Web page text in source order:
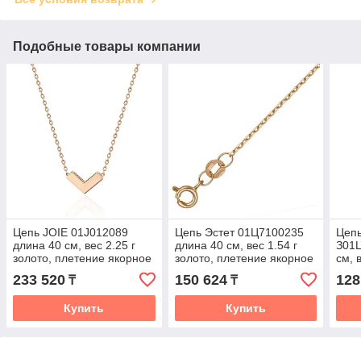
Подобные товары компании
Цепь JOIE 01J012089
длина 40 см, вес 2.25 г
золото, плетение якорное
233 520 ₸
Купить
Цепь Эстет 01Ц7100235
длина 40 см, вес 1.54 г
золото, плетение якорное
150 624₸
Купить
см,